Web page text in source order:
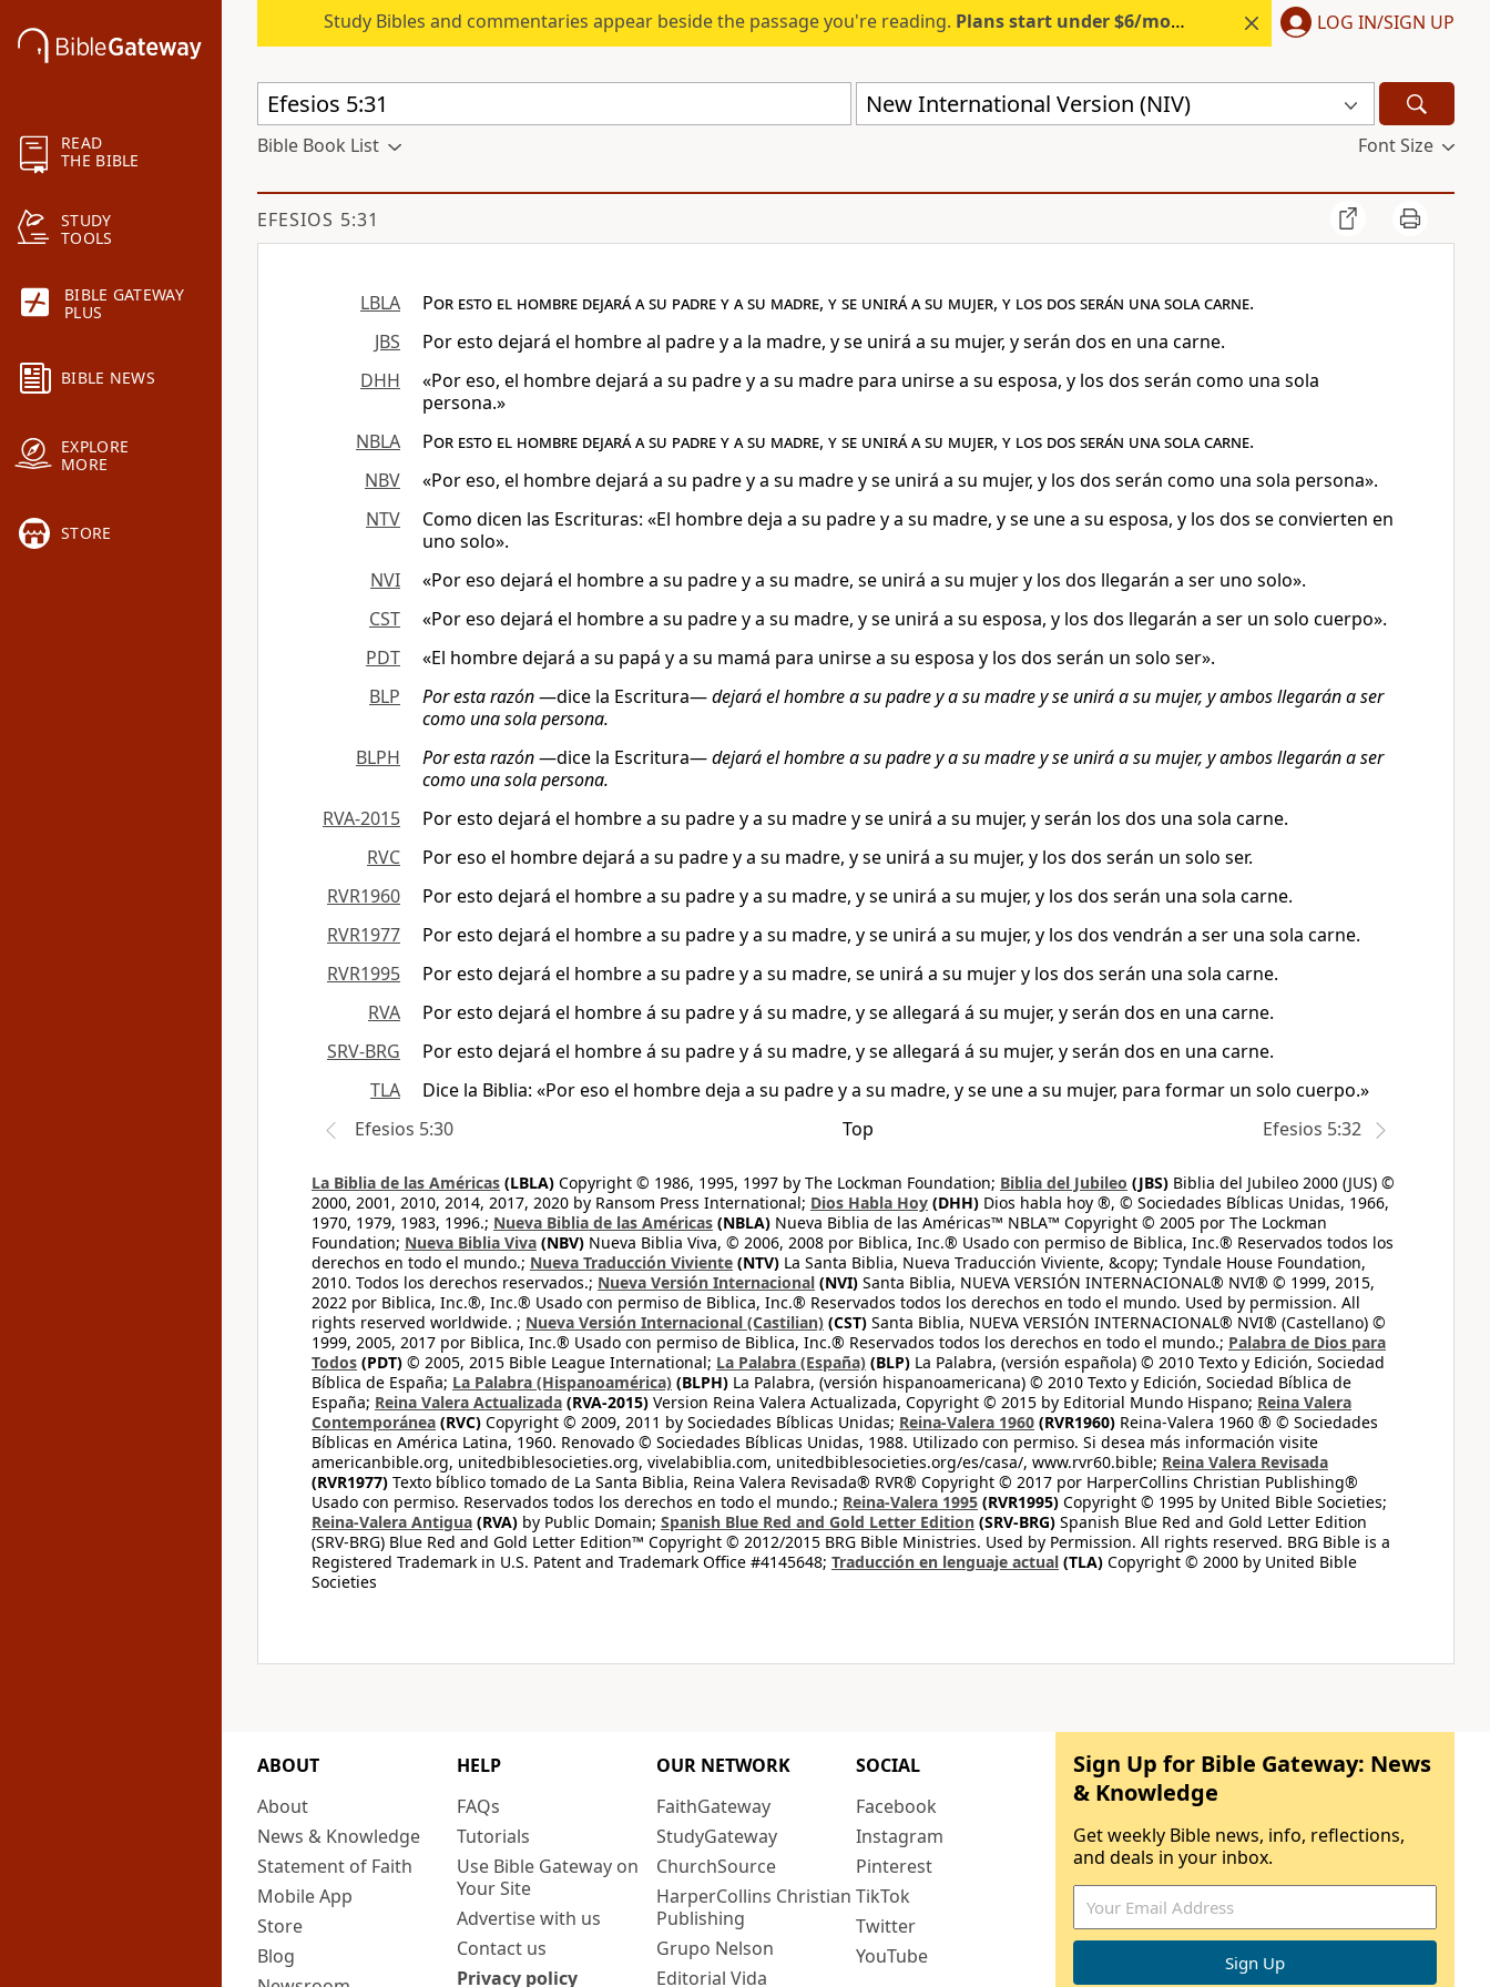
READ
THE BIBLE
STUDY
TOOLS
BIBLE GATEWAY
PLUS
BIBLE NEWS
EXPLORE
MORE
STORE
Study Bibles and commentaries appear beside the passage you're reading. Plans start under $6/month. Start free. LOG IN/SIGN UP
New International Version (NIV)
Bible Book List Font Size
EFESIOS 5:31
LBLA Por esto el hombre dejará a su padre y a su madre, y se unirá a su mujer, y los dos serán una sola carne.
JBS
Por esto dejará el hombre al padre y a la madre, y se unirá a su mujer, y serán dos en una carne.
DHH
«Por eso, el hombre dejará a su padre y a su madre para unirse a su esposa, y los dos serán como una sola
persona.»
NBLA
Por esto el hombre dejará a su padre y a su madre, y se unirá a su mujer, y los dos serán una sola carne.
NBV
«Por eso, el hombre dejará a su padre y a su madre y se unirá a su mujer, y los dos serán como una sola persona».
NTV
Como dicen las Escrituras: «El hombre deja a su padre y a su madre, y se une a su esposa, y los dos se convierten en
uno solo».
NVI
«Por eso dejará el hombre a su padre y a su madre, se unirá a su mujer y los dos llegarán a ser uno solo».
CST
«Por eso dejará el hombre a su padre y a su madre, y se unirá a su esposa, y los dos llegarán a ser un solo cuerpo».
PDT
«El hombre dejará a su papá y a su mamá para unirse a su esposa y los dos serán un solo ser».
BLP
Por esta razón—dice la Escritura—dejará el hombre a su padre y a su madre y se unirá a su mujer, y ambos llegarán a ser
como una sola persona.
BLPH
Por esta razón—dice la Escritura—dejará el hombre a su padre y a su madre y se unirá a su mujer, y ambos llegarán a ser
como una sola persona.
RVA-2015
Por esto dejará el hombre a su padre y a su madre y se unirá a su mujer, y serán los dos una sola carne.
RVC
Por eso el hombre dejará a su padre y a su madre, y se unirá a su mujer, y los dos serán un solo ser.
RVR1960
Por esto dejará el hombre a su padre y a su madre, y se unirá a su mujer, y los dos serán una sola carne.
RVR1977
Por esto dejará el hombre a su padre y a su madre, y se unirá a su mujer, y los dos vendrán a ser una sola carne.
RVR1995
Por esto dejará el hombre a su padre y a su madre, se unirá a su mujer y los dos serán una sola carne.
RVA
Por esto dejará el hombre á su padre y á su madre, y se allegará á su mujer, y serán dos en una carne.
SRV-BRG
Por esto dejará el hombre á su padre y á su madre, y se allegará á su mujer, y serán dos en una carne.
TLA
Dice la Biblia: «Por eso el hombre deja a su padre y a su madre, y se une a su mujer, para formar un solo cuerpo.»
Efesios 5:30
Top Efesios 5:32
La Biblia de las Américas (LBLA) Copyright © 1986, 1995, 1997 by The Lockman Foundation; Biblia del Jubileo (JBS) Biblia del Jubileo 2000 (JUS) ©
2000, 2001, 2010, 2014, 2017, 2020 by Ransom Press International; Dios Habla Hoy (DHH) Dios habla hoy ®, © Sociedades Bíblicas Unidas, 1966,
1970, 1979, 1983, 1996.; Nueva Biblia de las Américas (NBLA) Nueva Biblia de las Américas™ NBLA™ Copyright © 2005 por The Lockman
Foundation; Nueva Biblia Viva (NBV) Nueva Biblia Viva, © 2006, 2008 por Biblica, Inc.® Usado con permiso de Biblica, Inc.® Reservados todos los
derechos en todo el mundo.; Nueva Traducción Viviente (NTV) La Santa Biblia, Nueva Traducción Viviente, &copy; Tyndale House Foundation,
2010. Todos los derechos reservados.; Nueva Versión Internacional (NVI) Santa Biblia, NUEVA VERSIÓN INTERNACIONAL® NVI® © 1999, 2015,
2022 por Biblica, Inc.®, Inc.® Usado con permiso de Biblica, Inc.® Reservados todos los derechos en todo el mundo. Used by permission. All
rights reserved worldwide. ; Nueva Versión Internacional (Castilian) (CST) Santa Biblia, NUEVA VERSIÓN INTERNACIONAL® NVI® (Castellano) ©
1999, 2005, 2017 por Biblica, Inc.® Usado con permiso de Biblica, Inc.® Reservados todos los derechos en todo el mundo.; Palabra de Dios para
Todos (PDT) © 2005, 2015 Bible League International; La Palabra (España) (BLP) La Palabra, (versión española) © 2010 Texto y Edición, Sociedad
Bíblica de España; La Palabra (Hispanoamérica) (BLPH) La Palabra, (versión hispanoamericana) © 2010 Texto y Edición, Sociedad Bíblica de
España; Reina Valera Actualizada (RVA-2015) Version Reina Valera Actualizada, Copyright © 2015 by Editorial Mundo Hispano; Reina Valera
Contemporánea (RVC) Copyright © 2009, 2011 by Sociedades Bíblicas Unidas; Reina-Valera 1960 (RVR1960) Reina-Valera 1960 ® © Sociedades
Bíblicas en América Latina, 1960. Renovado © Sociedades Bíblicas Unidas, 1988. Utilizado con permiso. Si desea más información visite
americanbible.org, unitedbiblesocieties.org, vivelabiblia.com, unitedbiblesocieties.org/es/casa/, www.rvr60.bible; Reina Valera Revisada
(RVR1977) Texto bíblico tomado de La Santa Biblia, Reina Valera Revisada® RVR® Copyright © 2017 por HarperCollins Christian Publishing®
Usado con permiso. Reservados todos los derechos en todo el mundo.; Reina-Valera 1995 (RVR1995) Copyright © 1995 by United Bible Societies;
Reina-Valera Antigua (RVA) by Public Domain; Spanish Blue Red and Gold Letter Edition (SRV-BRG) Spanish Blue Red and Gold Letter Edition
(SRV-BRG) Blue Red and Gold Letter Edition™ Copyright © 2012/2015 BRG Bible Ministries. Used by Permission. All rights reserved. BRG Bible is a
Registered Trademark in U.S. Patent and Trademark Office #4145648; Traducción en lenguaje actual (TLA) Copyright © 2000 by United Bible
Societies
ABOUT
About
News & Knowledge
Statement of Faith
Mobile App
Store
Blog
HELP
FAQs
Tutorials
Use Bible Gateway on
Your Site
Advertise with us
Contact us
Privacy policy
OUR NETWORK
FaithGateway
StudyGateway
ChurchSource
HarperCollins Christian
Publishing
Grupo Nelson
Editorial Vida
SOCIAL
Facebook
Instagram
Pinterest
TikTok
Twitter
YouTube
Sign Up for Bible Gateway: News
& Knowledge
Get weekly Bible news, info, reflections,
and deals in your inbox.